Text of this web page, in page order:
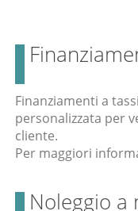
Finanziamenti a
personalizzata per
cliente.
Per maggiori
Noleggio a